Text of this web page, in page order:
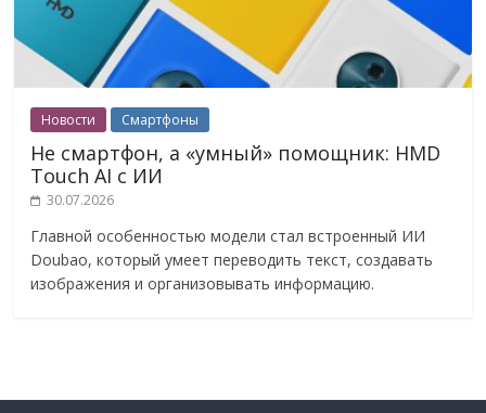
Новости Смартфоны
Не смартфон, а «умный» помощник: HMD
Touch AI с ИИ
30.07.2026
Главной особенностью модели стал встроенный ИИ
Doubao, который умеет переводить текст, создавать
изображения и организовывать информацию.